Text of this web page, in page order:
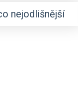
nejodlišnější